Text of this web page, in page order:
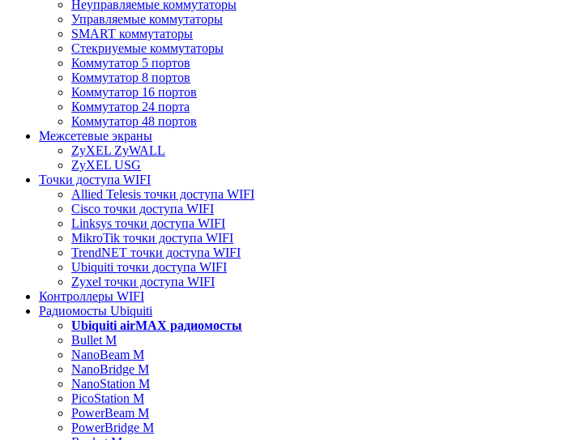
Неуправляемые коммутаторы
Управляемые коммутаторы
SMART коммутаторы
Стекриуемые коммутаторы
Коммутатор 5 портов
Коммутатор 8 портов
Коммутатор 16 портов
Коммутатор 24 порта
Коммутатор 48 портов
Межсетевые экраны
ZyXEL ZyWALL
ZyXEL USG
Точки доступа WIFI
Allied Telesis точки доступа WIFI
Cisco точки доступа WIFI
Linksys точки доступа WIFI
MikroTik точки доступа WIFI
TrendNET точки доступа WIFI
Ubiquiti точки доступа WIFI
Zyxel точки доступа WIFI
Контроллеры WIFI
Радиомосты Ubiquiti
Ubiquiti airMAX радиомосты
Bullet M
NanoBeam M
NanoBridge M
NanoStation M
PicoStation M
PowerBeam M
PowerBridge M